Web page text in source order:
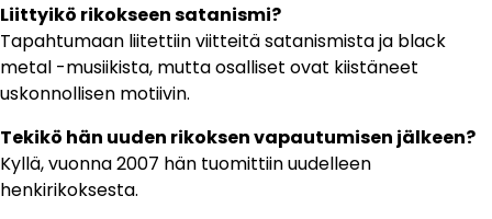
Liittyikö rikokseen satanismi?
Tapahtumaan liitettiin viitteitä satanismista ja black
metal -musiikista, mutta osalliset ovat kiistäneet
uskonnollisen motiivin.
Tekikö hän uuden rikoksen vapautumisen jälkeen?
Kyllä, vuonna 2007 hän tuomittiin uudelleen
henkirikoksesta.